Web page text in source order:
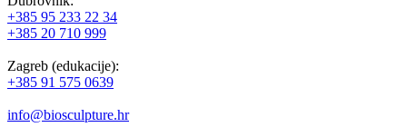
+385 95 233 22 34
+385 20 710 999
Zagreb (edukacije):
+385 91 575 0639
info@biosculpture.hr